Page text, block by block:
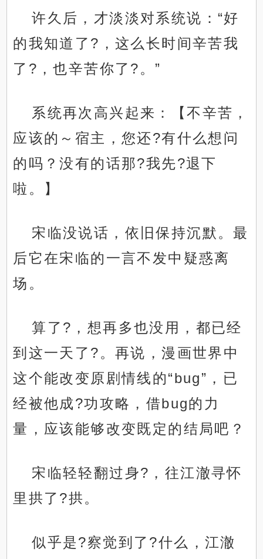
许久后，才淡淡对系统说：“好
的我知道了?，这么长时间辛苦我
了?，也辛苦你了?。”
系统再次高兴起来：【不辛苦，
应该的～宿主，您还?有什么想问
的吗？没有的话那?我先?退下
啦。】
宋临没说话，依旧保持沉默。最
后它在宋临的一言不发中疑惑离
场。
算了?，想再多也没用，都已经
到这一天了?。再说，漫画世界中
这个能改变原剧情线的“bug”，已
经被他成?功攻略，借bug的力
量，应该能够改变既定的结局吧？
宋临轻轻翻过身?，往江澈寻怀
里拱了?拱。
似乎是?察觉到了?什么，江澈